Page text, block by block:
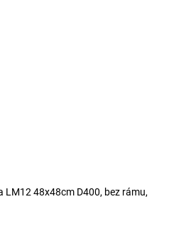
LM12 48x48cm D400, bez rámu,